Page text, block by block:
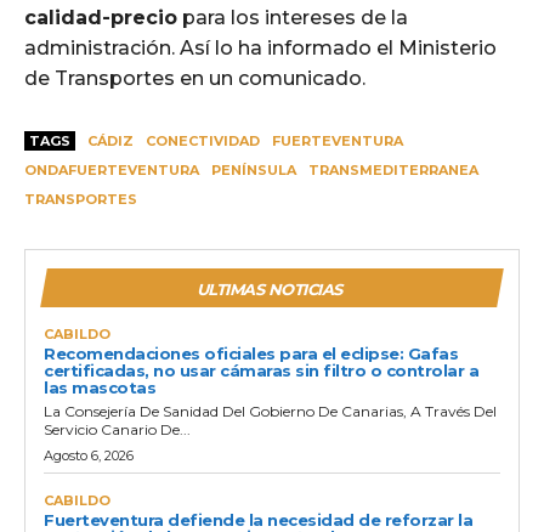
calidad-precio para los intereses de la
administración. Así lo ha informado el Ministerio
de Transportes en un comunicado.
TAGS CÁDIZ CONECTIVIDAD
FUERTEVENTURA
ONDAFUERTEVENTURA
PENÍNSULA
TRANSMEDITERRANEA
TRANSPORTES
ULTIMAS NOTICIAS
CABILDO
Recomendaciones oficiales para el eclipse: Gafas
certificadas, no usar cámaras sin filtro o controlar a
las mascotas
La Consejería De Sanidad Del Gobierno De Canarias, A Través Del
Servicio Canario De...
Agosto 6, 2026
CABILDO
Fuerteventura defiende la necesidad de reforzar la